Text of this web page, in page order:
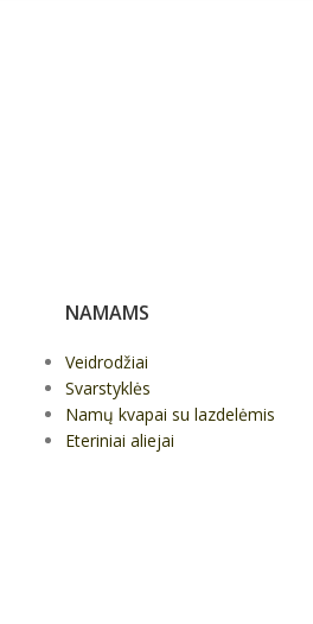
NAMAMS
Veidrodžiai
Svarstyklės
Namų kvapai su lazdelėmis
Eteriniai aliejai